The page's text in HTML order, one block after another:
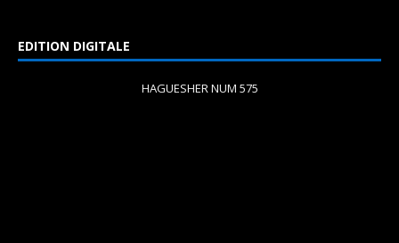
EDITION DIGITALE
HAGUESHER NUM 575